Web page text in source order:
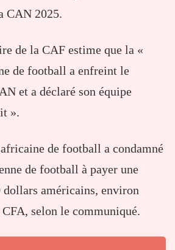
CAN 2025.
de la CAF estime que la «
de football a enfreint le
et a déclaré son équipe
».
de football a condamné
de football à payer une
dollars américains, environ
selon le communiqué.